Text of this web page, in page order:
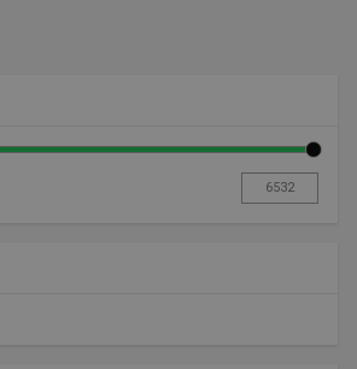
om Unihoc ved at klikke